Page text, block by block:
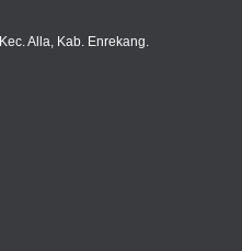
Alla, Kab. Enrekang.